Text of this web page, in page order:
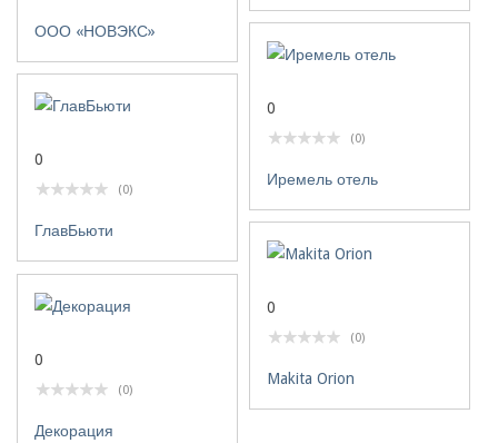
ООО «НОВЭКС»
0
(0)
Иремель отель
0
(0)
ГлавБьюти
0
(0)
Makita Orion
0
(0)
Декорация